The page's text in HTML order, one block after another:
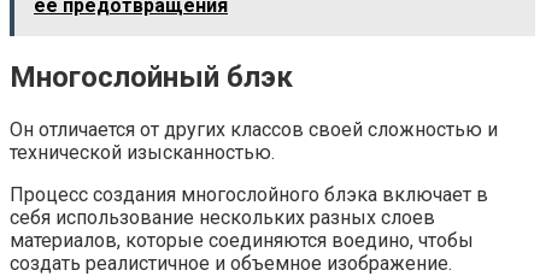
ее предотвращения
Многослойный блэк
Он отличается от других классов своей сложностью и
технической изысканностью.
Процесс создания многослойного блэка включает в
себя использование нескольких разных слоев
материалов, которые соединяются воедино, чтобы
создать реалистичное и объемное изображение.